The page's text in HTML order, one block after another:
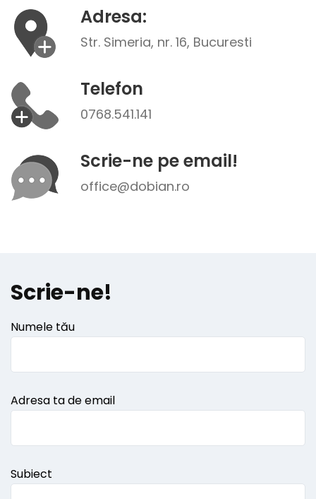
Adresa:
Str. Simeria, nr. 16, Bucuresti
Telefon
0768.541.141
Scrie-ne pe email!
office@dobian.ro
Scrie-ne!
Numele tău
Adresa ta de email
Subiect